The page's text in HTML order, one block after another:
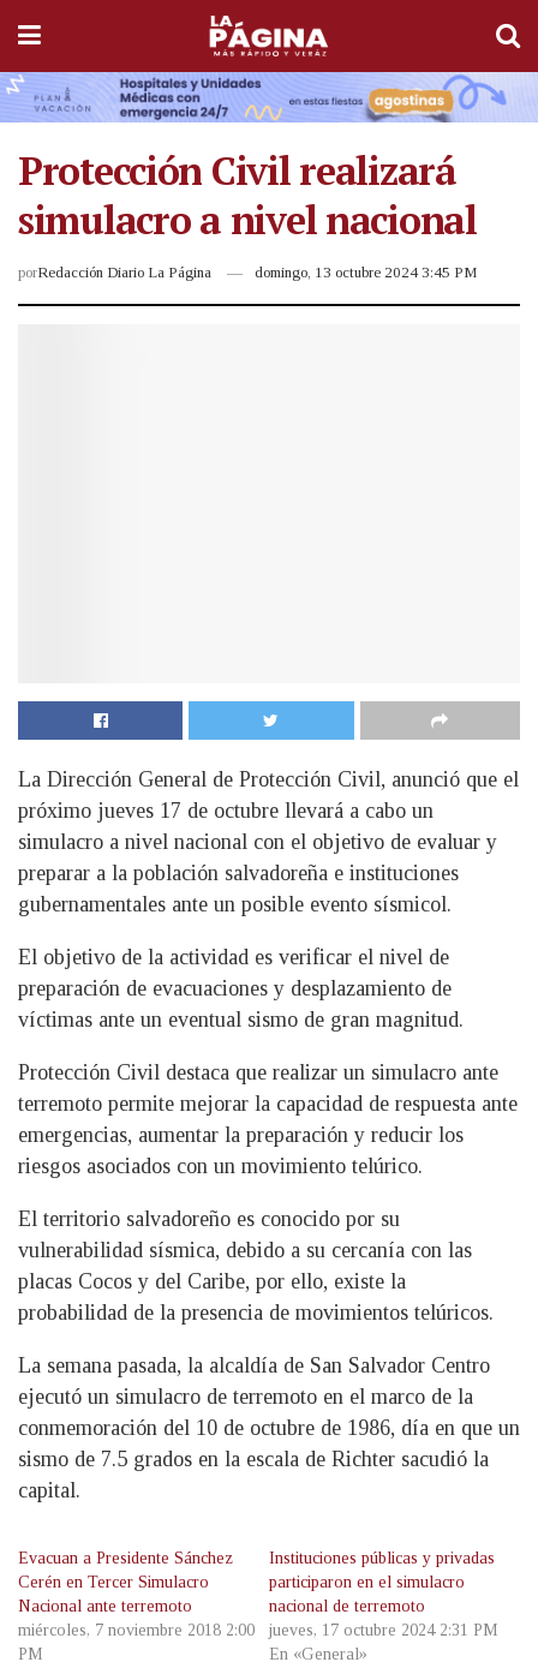
Protección Civil realizará
simulacro a nivel nacional
porRedacción Diario La Página domingo, 13 octubre 2024 3:45 PM
La Dirección General de Protección Civil, anunció que el
próximo jueves 17 de octubre llevará a cabo un
simulacro a nivel nacional con el objetivo de evaluar y
preparar a la población salvadoreña e instituciones
gubernamentales ante un posible evento sísmicol.
El objetivo de la actividad es verificar el nivel de
preparación de evacuaciones y desplazamiento de
víctimas ante un eventual sismo de gran magnitud.
Protección Civil destaca que realizar un simulacro ante
terremoto permite mejorar la capacidad de respuesta ante
emergencias, aumentar la preparación y reducir los
riesgos asociados con un movimiento telúrico.
El territorio salvadoreño es conocido por su
vulnerabilidad sísmica, debido a su cercanía con las
placas Cocos y del Caribe, por ello, existe la
probabilidad de la presencia de movimientos telúricos.
La semana pasada, la alcaldía de San Salvador Centro
ejecutó un simulacro de terremoto en el marco de la
conmemoración del 10 de octubre de 1986, día en que un
sismo de 7.5 grados en la escala de Richter sacudió la
capital.
Evacuan a Presidente Sánchez
Cerén en Tercer Simulacro
Nacional ante terremoto
miércoles, 7 noviembre 2018 2:00
PM
Instituciones públicas y privadas
participaron en el simulacro
nacional de terremoto
jueves, 17 octubre 2024 2:31 PM
En «General»